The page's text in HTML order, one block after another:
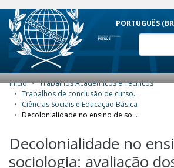
BRAZIL
Simplifique!
Comunica BR
Participe
Acesso à informação
Legislação
PORTUGUÊS
COMUNIDADES E COLEÇÕES
NAVEGAR
ESTATÍSTICAS
SOBRE
Início
Trabalhos Acadêmicos e Técnicos
Trabalhos de conclusão de curso de Especialização
Ciências Sociais e Educação Básica
Decolonialidade no ensino de sociologia: avaliação dos livros de formação continuada
Decolonialidade no
sociologia: avaliação